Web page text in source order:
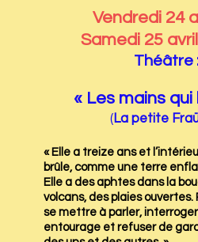
Vendredi 24
Samedi 25
Théâtre
« Les mains qui
(La petite
« Elle a treize ans et
brûle, comme une terre
Elle a des aphtes dans la
volcans, des plaies ouvertes.
se mettre à parler,
entourage et refuser de